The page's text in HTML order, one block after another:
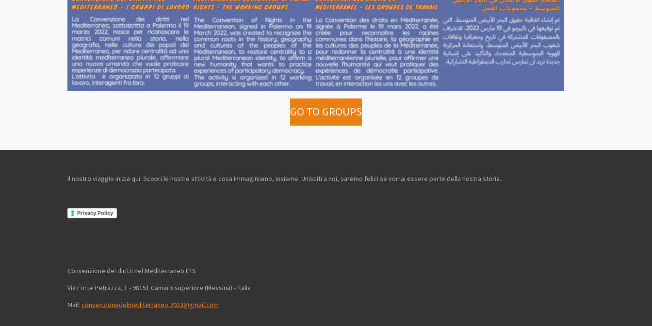
GO TO GROUPS
Il nostro viaggio inizia qui. Scopri le nostre attività e cosa immaginiamo, insieme. Unisciti a noi, saremo felici se vorrai essere parte della nostra storia.
Privacy Policy
Convenzione dei diritti nel Mediterraneo ETS
Via Forte Petrazza, 1 - 98151 Camaro superiore (Messina) - Italia
Mail: convenzionedelmediterraneo.2023@gmail.com